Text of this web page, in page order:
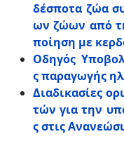
δέσποτα ζώα
ων ζώων από
ποίηση με
Οδηγός
ς παραγωγής
Διαδικασίες
τών για την
ς στις